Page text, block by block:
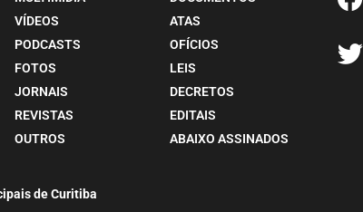
VÍDEOS
PODCASTS
FOTOS
JORNAIS
REVISTAS
OUTROS
ATAS
OFÍCIOS
LEIS
DECRETOS
EDITAIS
ABAIXO ASSINADOS
de Curitiba